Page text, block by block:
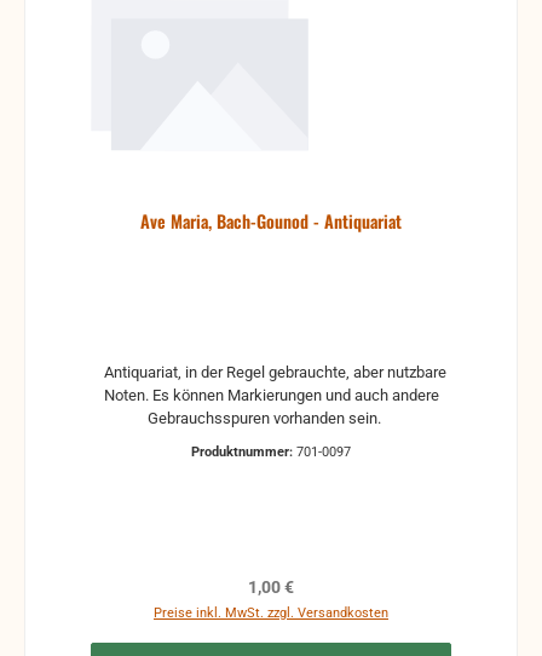
Ave Maria, Bach-Gounod - Antiquariat
Noten. Es können Markierungen und auch andere
Produktnummer: 701-0097
Regulärer Preis:
1,00 €
Preise inkl. MwSt. zzgl. Versandkosten